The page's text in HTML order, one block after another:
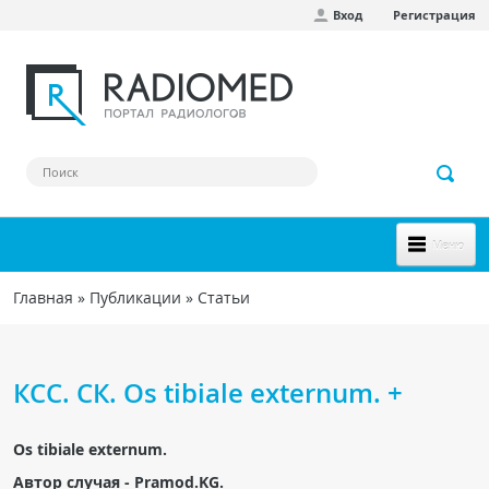
Вход Регистрация
Меню
НОВОЕ НА САЙТЕ
Форум
Наш сборник ссылок
Вы здесь
Главная » Публикации » Статьи
КСС. СК. Os tibiale externum. +
Os tibiale externum.
Автор случая - Pramod.KG.